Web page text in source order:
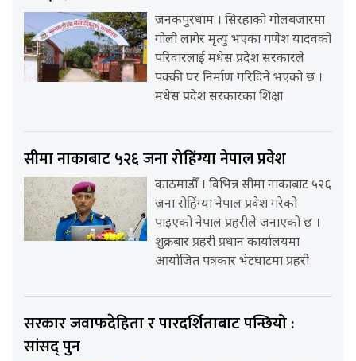
जनकपुरधाम । सिरहाको गोलबजारमा
गोली लागेर मृत्यु भएका गणेश यादवको
परिवारलाई मधेस प्रदेश सरकारले
पक्की घर निर्माण गरिदिने भएको छ ।
मधेस प्रदेश सरकारका शिक्षा
सीमा नाकाबाट ५२६ जना रोहिंग्या नेपाल प्रवेश
काठमाडौँ । विभिन्न सीमा नाकाबाट ५२६
जना रोहिंग्या नेपाल प्रवेश गरेको
पाइएको नेपाल प्रहरीले जनाएको छ ।
शुक्रबार प्रहरी प्रधान कार्यालयमा
आयोजित पत्रकार भेटघाटमा प्रहरी
सरकार जवाफदेहिता र पारदर्शिताबाट पन्छियो :
सांसद् पुन